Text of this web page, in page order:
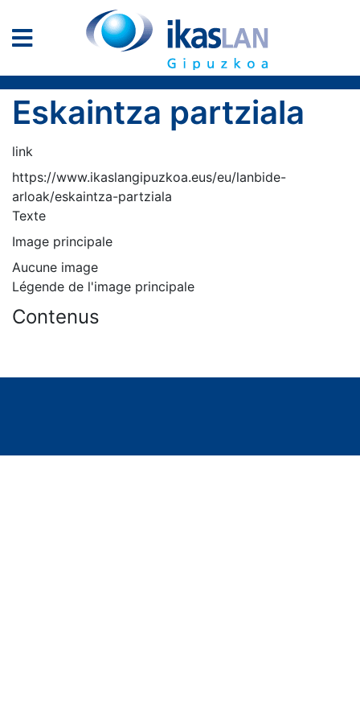
Eskaintza partziala
link
https://www.ikaslangipuzkoa.eus/eu/lanbide-
arloak/eskaintza-partziala
Texte
Image principale
Aucune image
Légende de l'image principale
Contenus